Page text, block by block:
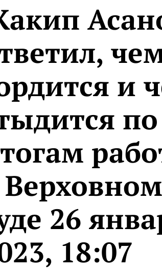
и
по
26
18:07